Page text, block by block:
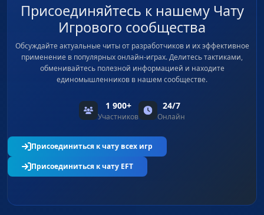
Присоединяйтесь к нашему Чату
Игрового сообщества
Обсуждайте актуальные читы от разработчиков и их эффективное
применение в популярных онлайн-играх. Делитесь тактиками,
обменивайтесь полезной информацией и находите
единомышленников в нашем сообществе.
1 900+
Участников
24/7
Онлайн
Присоединиться к чату всех игр
Присоединиться к чату EFT